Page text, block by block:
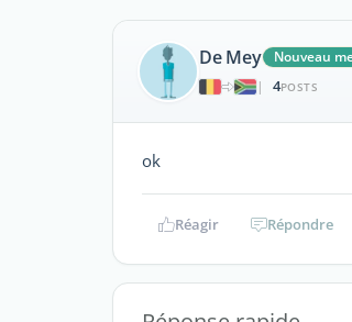
De Mey
Nouveau
|
4POSTS
ok
Réagir Répondre